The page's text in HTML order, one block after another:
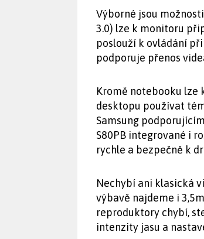
Výborné jsou
3.0) lze k monitoru
poslouží k ovládání
podporuje přenos
Kromě notebooku lze
desktopu používat
Samsung
S80PB integrované i
rychle a bezpečně k
Nechybí ani klasická
výbavě najdeme i
reproduktory chybí,
intenzity jasu a